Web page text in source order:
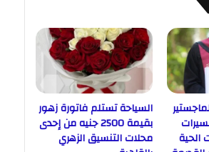
الحية
السياحة تستلم فاتورة زهور
بقيمة 2500 جنيه من إحدى
محلات التنسيق الزهري